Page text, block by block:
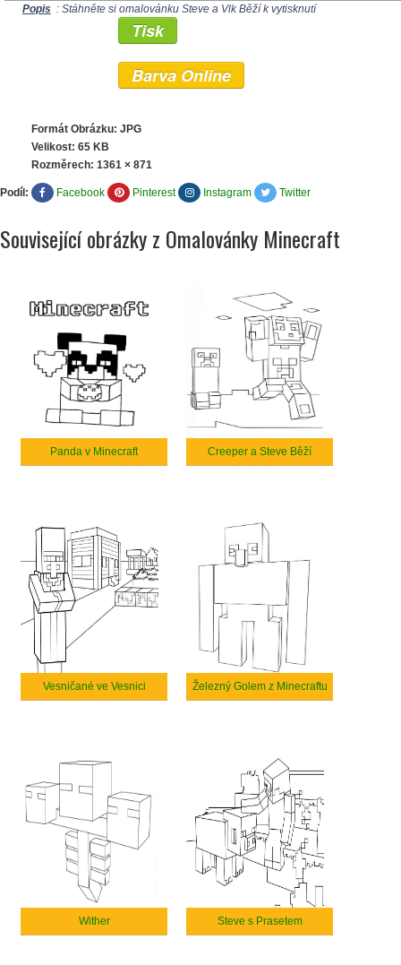
Popis : Stáhněte si omalovánku Steve a Vlk Běží k vytisknutí
Tisk
Barva Online
Formát Obrázku: JPG
Velikost: 65 KB
Rozměrech: 1361 × 871
Podíl: Facebook Pinterest Instagram Twitter
Související obrázky z Omalovánky Minecraft
Panda v Minecraft Creeper a Steve Běží
Vesničané ve Vesnici Železný Golem z Minecraftu
Wither Steve s Prasetem